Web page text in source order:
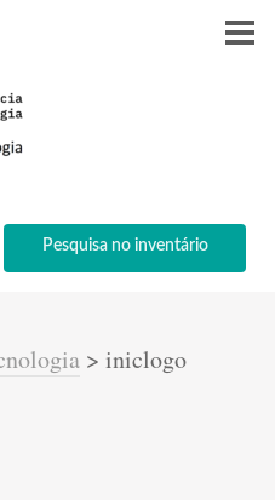
Pesquisa no inventário
>iniclogo